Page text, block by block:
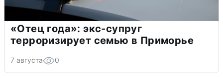
«Отец года»: экс-супруг
терроризирует семью в Приморье
7 августа 0